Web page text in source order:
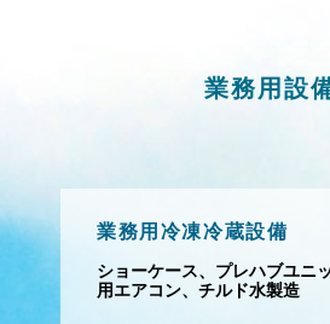
業務用設
業務用冷凍冷蔵設備
ショーケース、プレハブユニ
用エアコン、チルド水製造